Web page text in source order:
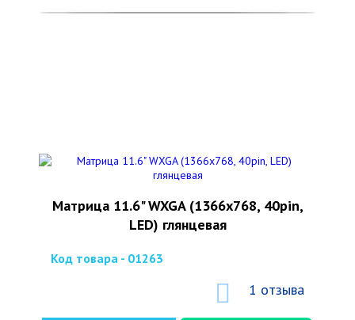
Матрица 11.6" WXGA (1366x768, 40pin,
LED) глянцевая
Код товара - 01263
1 отзыва